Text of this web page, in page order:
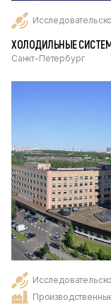
ХОЛОДИЛЬНЫЕ
Санкт-Петербург